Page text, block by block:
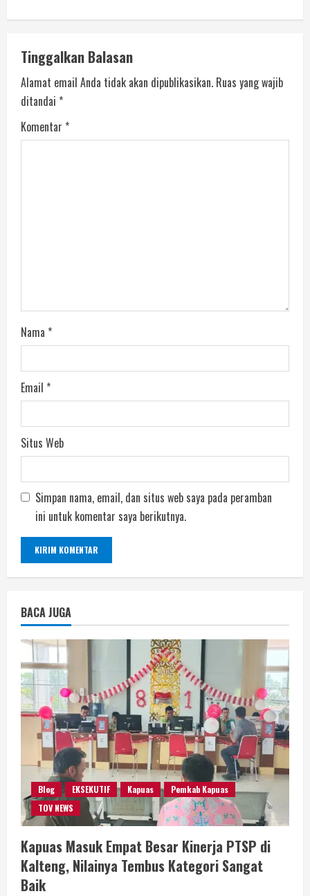
Tinggalkan Balasan
Alamat email Anda tidak akan dipublikasikan. Ruas yang wajib
ditandai *
Komentar *
Nama *
Email *
Situs Web
Simpan nama, email, dan situs web saya pada peramban
ini untuk komentar saya berikutnya.
BACA JUGA
Blog EKSEKUTIF Kapuas
Pemkab Kapuas
TOV NEWS
Kapuas Masuk Empat Besar Kinerja PTSP di
Kalteng, Nilainya Tembus Kategori Sangat
Baik